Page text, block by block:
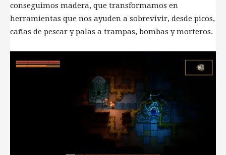
conseguimos madera, que transformamos en
herramientas que nos ayuden a sobrevivir, desde picos,
cañas de pescar y palas a trampas, bombas y morteros.